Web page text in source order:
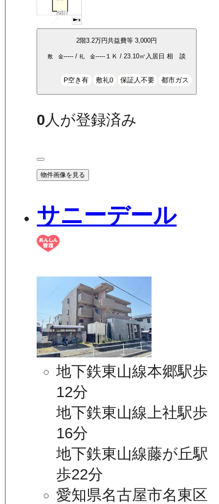
2階3.2万円共益費等 3,000円
敷 金-----/ 礼 金-----１Ｋ / 23.10㎡ 入居日 相 談
P空き有 敷礼0 保証人不要 都市ガス
0人が登録済み
物件画像を見る
サニーデール
地下鉄東山線本郷駅歩
12分
地下鉄東山線上社駅歩
16分
地下鉄東山線藤が丘駅
歩22分
愛知県名古屋市名東区